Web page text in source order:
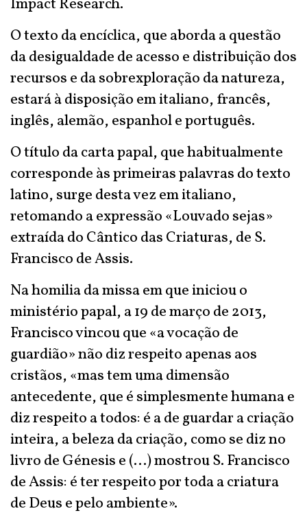
Impact Research.
O texto da encíclica, que aborda a questão
da desigualdade de acesso e distribuição dos
recursos e da sobrexploração da natureza,
estará à disposição em italiano, francês,
inglês, alemão, espanhol e português.
O título da carta papal, que habitualmente
corresponde às primeiras palavras do texto
latino, surge desta vez em italiano,
retomando a expressão «Louvado sejas»
extraída do Cântico das Criaturas, de S.
Francisco de Assis.
Na homilia da missa em que iniciou o
ministério papal, a 19 de março de 2013,
Francisco vincou que «a vocação de
guardião» não diz respeito apenas aos
cristãos, «mas tem uma dimensão
antecedente, que é simplesmente humana e
diz respeito a todos: é a de guardar a criação
inteira, a beleza da criação, como se diz no
livro de Génesis e (...) mostrou S. Francisco
de Assis: é ter respeito por toda a criatura
de Deus e pelo ambiente».